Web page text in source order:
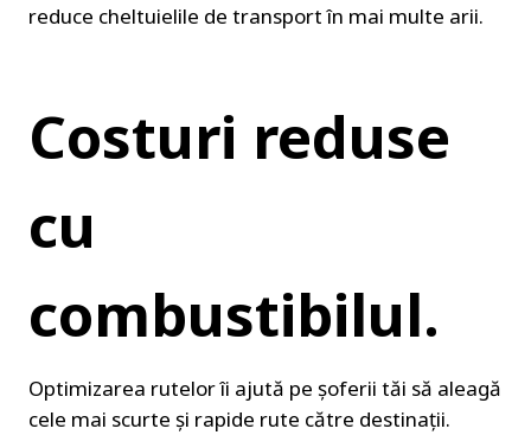
reduce cheltuielile de transport în mai multe arii.
Costuri reduse
cu
combustibilul.
Optimizarea rutelor îi ajută pe șoferii tăi să aleagă
cele mai scurte și rapide rute către destinații.